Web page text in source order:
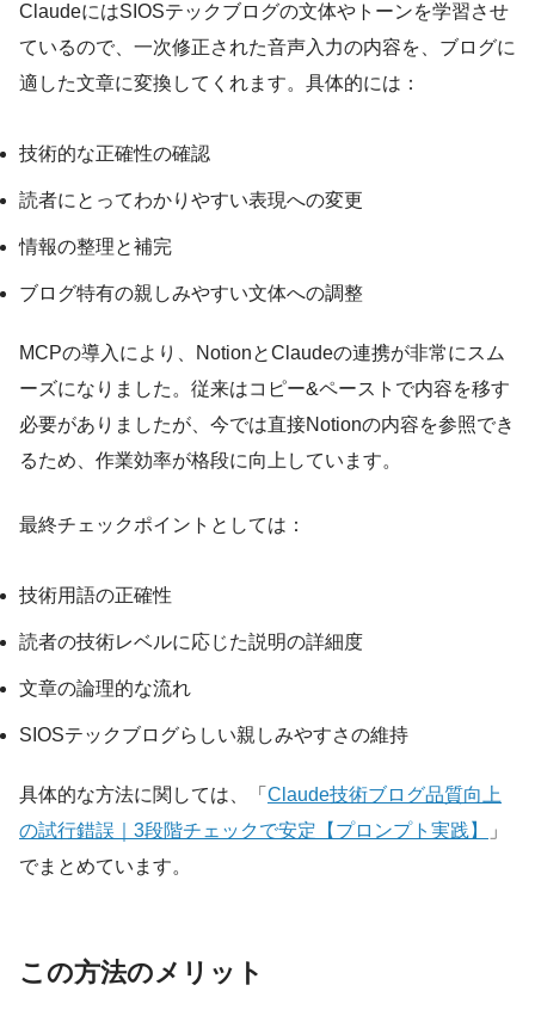
ClaudeにはSIOSテックブログの文体やトーンを学習させ
ているので、一次修正された音声入力の内容を、ブログに
適した文章に変換してくれます。具体的には：
技術的な正確性の確認
読者にとってわかりやすい表現への変更
情報の整理と補完
ブログ特有の親しみやすい文体への調整
MCPの導入により、NotionとClaudeの連携が非常にスム
ーズになりました。従来はコピー&ペーストで内容を移す
必要がありましたが、今では直接Notionの内容を参照でき
るため、作業効率が格段に向上しています。
最終チェックポイントとしては：
技術用語の正確性
読者の技術レベルに応じた説明の詳細度
文章の論理的な流れ
SIOSテックブログらしい親しみやすさの維持
具体的な方法に関しては、「 Claude技術ブログ品質向上
の試行錯誤｜3段階チェックで安定【プロンプト実践】
」
でまとめています。
この方法のメリット